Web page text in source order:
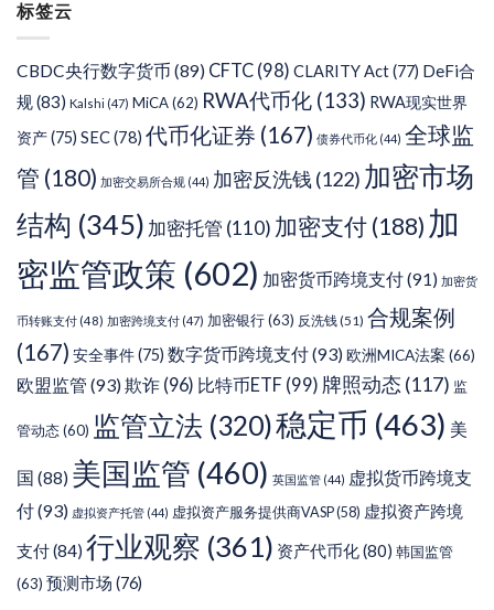
类
标签云
CBDC央行数字货币 (89) CFTC (98) CLARITY Act(77) DeFi合
规(83) Kalshi (47) MiCA(62) RWA代币化 (133) RWA现实世界
资产(75) SEC(78) 代币化证券 (167) 债券代币化 (44) 全球监
管 (180) 加密交易所合规 (44) 加密反洗钱 (122) 加密市场
结构 (345) 加密托管 (110) 加密支付 (188) 加
密监管政策 (602) 加密货币跨境支付(91) 加密货
币转账支付 (48) 加密跨境支付 (47) 加密银行(63) 反洗钱(51) 合规案例
(167) 安全事件(75) 数字货币跨境支付(93)欧洲MICA法案 (66)
欧盟监管 (93)欺诈 (96) 比特币ETF (99) 牌照动态 (117) 监
管动态(60) 监管立法 (320)稳定币 (463) 美
国 (88) 美国监管 (460) 英国监管 (44) 虚拟货币跨境支
付(93) 虚拟资产托管 (44) 虚拟资产服务提供商VASP(58) 虚拟资产跨境
支付(84) 行业观察 (361) 资产代币化(80) 韩国监管
(63) 预测市场 (76)